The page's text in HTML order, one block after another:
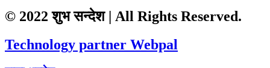
© 2022 शुभ सन्देश | All Rights Reserved.
Technology partner Webpal